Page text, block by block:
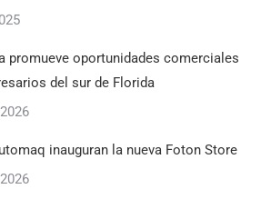
promueve oportunidades comerciales
del sur de Florida
inauguran la nueva Foton Store